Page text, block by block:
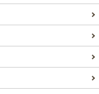
情
いました！